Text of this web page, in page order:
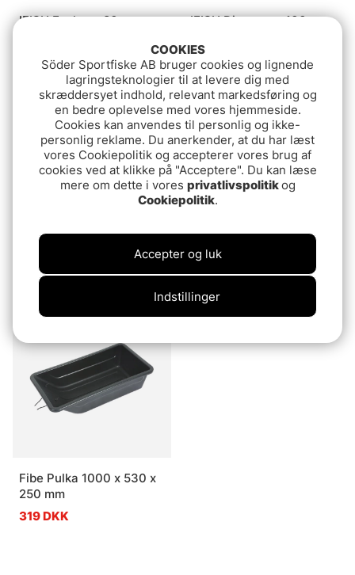
IFISH Explorer 80
IFISH Discovery 100
509 DKK
Package Deal!
IFISH Enterprise 120 with
739 DKK
sledge
189 DKK
Udsolgt
Fibe Pulka 1000 x 530 x
250 mm
319 DKK
COOKIES
Söder Sportfiske AB bruger cookies og lignende
lagringsteknologier til at levere dig med
skræddersyet indhold, relevant markedsføring og
en bedre oplevelse med vores hjemmeside.
Cookies kan anvendes til personlig og ikke-
personlig reklame. Du anerkender, at du har læst
vores Cookiepolitik og accepterer vores brug af
cookies ved at klikke på "Acceptere". Du kan læse
mere om dette i vores privatlivspolitikog
Cookiepolitik.
Indstillinger
Accepter og luk